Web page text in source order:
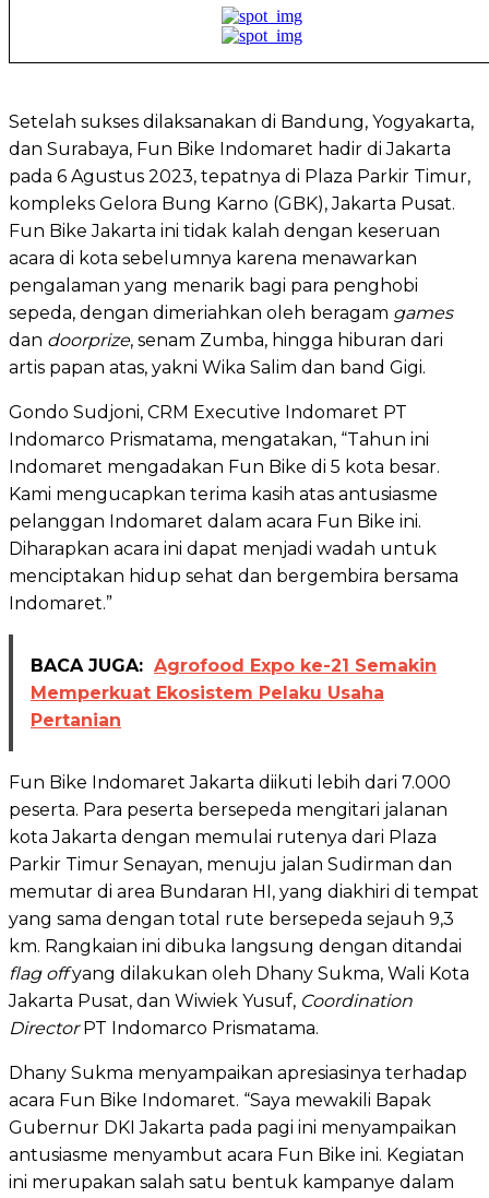
Setelah sukses dilaksanakan di Bandung, Yogyakarta,
dan Surabaya, Fun Bike Indomaret hadir di Jakarta
pada 6 Agustus 2023, tepatnya di Plaza Parkir Timur,
kompleks Gelora Bung Karno (GBK), Jakarta Pusat.
Fun Bike Jakarta ini tidak kalah dengan keseruan
acara di kota sebelumnya karena menawarkan
pengalaman yang menarik bagi para penghobi
sepeda, dengan dimeriahkan oleh beragam games
dan doorprize, senam Zumba, hingga hiburan dari
artis papan atas, yakni Wika Salim dan band Gigi.
Gondo Sudjoni, CRM Executive Indomaret PT
Indomarco Prismatama, mengatakan, “Tahun ini
Indomaret mengadakan Fun Bike di 5 kota besar.
Kami mengucapkan terima kasih atas antusiasme
pelanggan Indomaret dalam acara Fun Bike ini.
Diharapkan acara ini dapat menjadi wadah untuk
menciptakan hidup sehat dan bergembira bersama
Indomaret.”
BACA JUGA: Agrofood Expo ke-21 Semakin
Memperkuat Ekosistem Pelaku Usaha
Pertanian
Fun Bike Indomaret Jakarta diikuti lebih dari 7.000
peserta. Para peserta bersepeda mengitari jalanan
kota Jakarta dengan memulai rutenya dari Plaza
Parkir Timur Senayan, menuju jalan Sudirman dan
memutar di area Bundaran HI, yang diakhiri di tempat
yang sama dengan total rute bersepeda sejauh 9,3
km. Rangkaian ini dibuka langsung dengan ditandai
flag offyang dilakukan oleh Dhany Sukma, Wali Kota
Jakarta Pusat, dan Wiwiek Yusuf, Coordination
DirectorPT Indomarco Prismatama.
Dhany Sukma menyampaikan apresiasinya terhadap
acara Fun Bike Indomaret. “Saya mewakili Bapak
Gubernur DKI Jakarta pada pagi ini menyampaikan
antusiasme menyambut acara Fun Bike ini. Kegiatan
ini merupakan salah satu bentuk kampanye dalam